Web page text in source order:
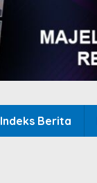
Indeks Berita